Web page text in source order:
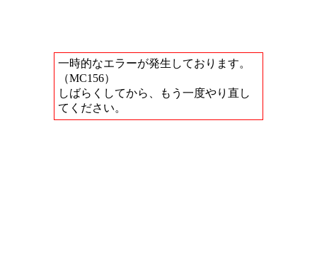
一時的なエラーが発生しております。
（MC156）
しばらくしてから、もう一度やり直し
てください。